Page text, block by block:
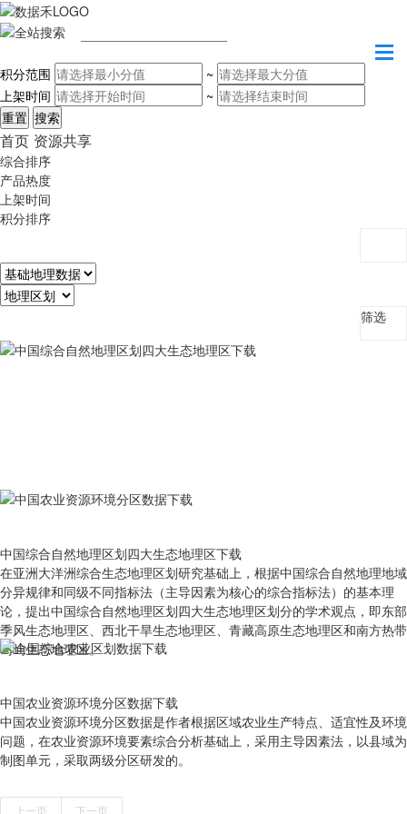
积分范围
~
上架时间
~
首页 资源共享
综合排序
产品热度
上架时间
积分排序
筛选
中国综合自然地理区划四大生态地理区下载
在亚洲大洋洲综合生态地理区划研究基础上，根据中国综合自然地理地域
分异规律和同级不同指标法（主导因素为核心的综合指标法）的基本理
论，提出中国综合自然地理区划四大生态地理区划分的学术观点，即东部
季风生态地理区、西北干旱生态地理区、青藏高原生态地理区和南方热带
岛屿生态地理区。
中国农业资源环境分区数据下载
中国农业资源环境分区数据是作者根据区域农业生产特点、适宜性及环境
问题，在农业资源环境要素综合分析基础上，采用主导因素法，以县域为
制图单元，采取两级分区研发的。
上一页 下一页